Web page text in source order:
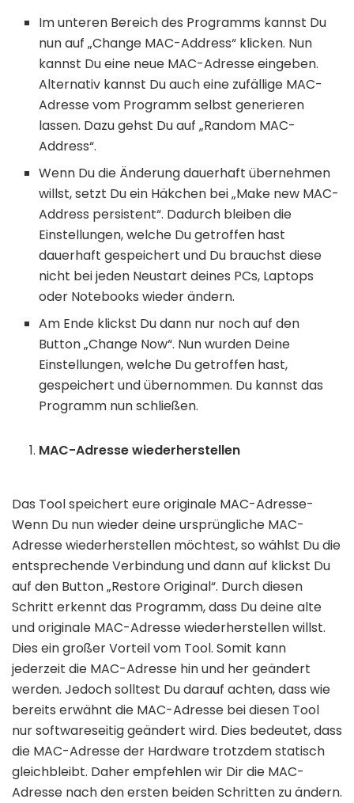
Im unteren Bereich des Programms kannst Du
nun auf „Change MAC-Address“ klicken. Nun
kannst Du eine neue MAC-Adresse eingeben.
Alternativ kannst Du auch eine zufällige MAC-
Adresse vom Programm selbst generieren
lassen. Dazu gehst Du auf „Random MAC-
Address“.
Wenn Du die Änderung dauerhaft übernehmen
willst, setzt Du ein Häkchen bei „Make new MAC-
Address persistent“. Dadurch bleiben die
Einstellungen, welche Du getroffen hast
dauerhaft gespeichert und Du brauchst diese
nicht bei jeden Neustart deines PCs, Laptops
oder Notebooks wieder ändern.
Am Ende klickst Du dann nur noch auf den
Button „Change Now“. Nun wurden Deine
Einstellungen, welche Du getroffen hast,
gespeichert und übernommen. Du kannst das
Programm nun schließen.
MAC-Adresse wiederherstellen
Das Tool speichert eure originale MAC-Adresse-
Wenn Du nun wieder deine ursprüngliche MAC-
Adresse wiederherstellen möchtest, so wählst Du die
entsprechende Verbindung und dann auf klickst Du
auf den Button „Restore Original“. Durch diesen
Schritt erkennt das Programm, dass Du deine alte
und originale MAC-Adresse wiederherstellen willst.
Dies ein großer Vorteil vom Tool. Somit kann
jederzeit die MAC-Adresse hin und her geändert
werden. Jedoch solltest Du darauf achten, dass wie
bereits erwähnt die MAC-Adresse bei diesen Tool
nur softwareseitig geändert wird. Dies bedeutet, dass
die MAC-Adresse der Hardware trotzdem statisch
gleichbleibt. Daher empfehlen wir Dir die MAC-
Adresse nach den ersten beiden Schritten zu ändern.